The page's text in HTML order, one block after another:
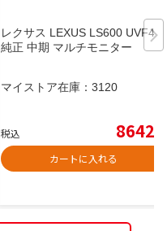
レクサス LEXUS LS600 UVF45
純正 中期 マルチモニター
マイストア在庫： 3120
税込 8642
カートに入れる